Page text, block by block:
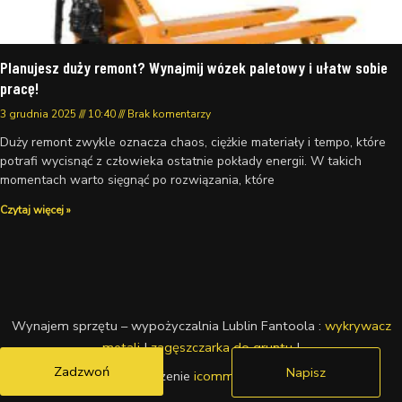
Planujesz duży remont? Wynajmij wózek paletowy i ułatw sobie
pracę!
3 grudnia 2025 10:40 Brak komentarzy
Duży remont zwykle oznacza chaos, ciężkie materiały i tempo, które
potrafi wycisnąć z człowieka ostatnie pokłady energii. W takich
momentach warto sięgnąć po rozwiązania, które
Czytaj więcej »
Zadzwoń Napisz
Wynajem sprzętu – wypożyczalnia Lublin Fantoola : wykrywacz
metali|zagęszczarka do gruntu|
wdrożenie icommedia.pl